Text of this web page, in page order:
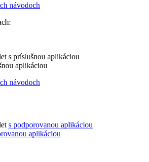
návodoch
s príslušnou aplikáciou
aplikáciou
návodoch
s podporovanou aplikáciou
aplikáciou